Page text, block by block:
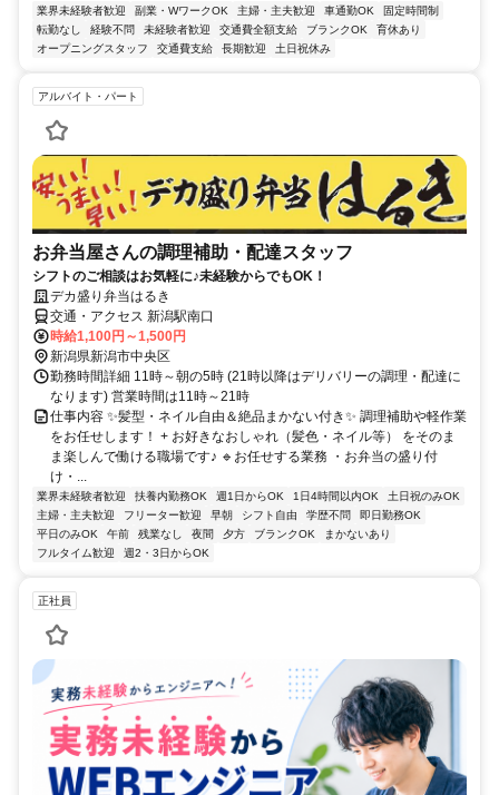
業界未経験者歓迎 副業・WワークOK 主婦・主夫歓迎 車通勤OK
固定時間制
転勤なし
経験不問 未経験者歓迎 交通費全額支給 ブランクOK
育休あり
オープニングスタッフ
交通費支給 長期歓迎 土日祝休み
アルバイト・パート
お弁当屋さんの調理補助・配達スタッフ
シフトのご相談はお気軽に♪未経験からでもOK！
デカ盛り弁当はるき
交通・アクセス 新潟駅南口
時給1,100円～1,500円
新潟県新潟市中央区
勤務時間詳細 11時～朝の5時 (21時以降はデリバリーの調理・配達に
なります) 営業時間は11時～21時
仕事内容 ✨髪型・ネイル自由＆絶品まかない付き✨ 調理補助や軽作業
をお任せします！ + お好きなおしゃれ（髪色・ネイル等） をそのま
ま楽しんで働ける職場です♪ 🔹お任せする業務 ・お弁当の盛り付
け・...
業界未経験者歓迎 扶養内勤務OK 週1日からOK 1日4時間以内OK
土日祝のみOK
主婦・主夫歓迎
フリーター歓迎 早朝 シフト自由 学歴不問
即日勤務OK
平日のみOK
午前 残業なし 夜間 夕方 ブランクOK
まかないあり
フルタイム歓迎
週2・3日からOK
正社員